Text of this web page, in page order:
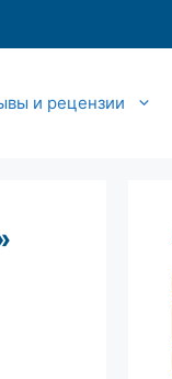
и рецензии